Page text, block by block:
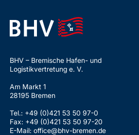
BHV – Bremische Hafen- und
Logistikvertretung e. V.
Am Markt 1
28195 Bremen
Tel.: +49 (0)421 53 50 97-0
Fax: +49 (0)421 53 50 97-20
E-Mail: office@bhv-bremen.de